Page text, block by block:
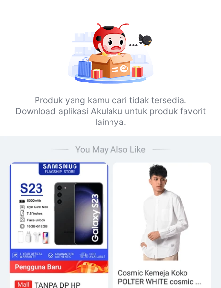
Produk yang kamu cari tidak tersedia.
Download aplikasi Akulaku untuk produk favorit
lainnya.